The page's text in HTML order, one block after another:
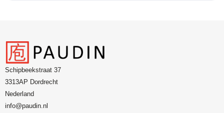
Schipbeekstraat 37
3313AP Dordrecht
Nederland
info@paudin.nl